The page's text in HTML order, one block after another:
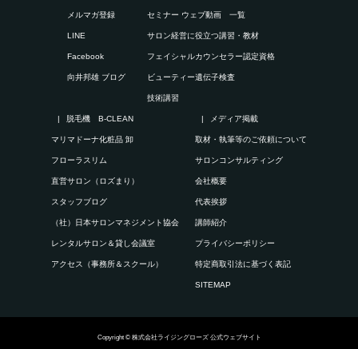
メルマガ登録
LINE
Facebook
向井邦雄 ブログ
セミナー ウェブ動画 一覧
サロン経営に役立つ講習・教材
フェイシャルカウンセラー認定資格
ビューティー遺伝子検査
技術講習
脱毛機 B-CLEAN
マリマドーナ化粧品 卸
フローラスリム
直営サロン（ロズまり）
スタッフブログ
（社）日本サロンマネジメント協会
レンタルサロン＆貸し会議室
アクセス（事務所＆スクール）
メディア掲載
取材・執筆等のご依頼について
サロンコンサルティング
会社概要
代表挨拶
講師紹介
プライバシーポリシー
特定商取引法に基づく表記
SITEMAP
Copyright © 株式会社ライジングローズ 公式ウェブサイト